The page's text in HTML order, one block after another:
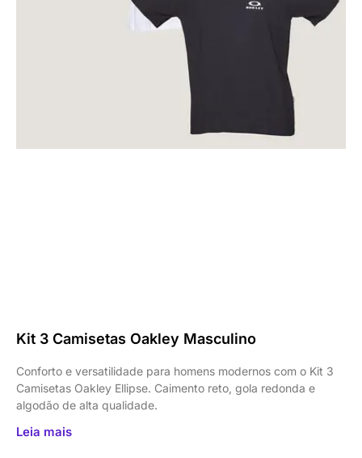
Kit 3 Camisetas Oakley Masculino
Conforto e versatilidade para homens modernos com o Kit 3
Camisetas Oakley Ellipse. Caimento reto, gola redonda e
algodão de alta qualidade.
Leia mais